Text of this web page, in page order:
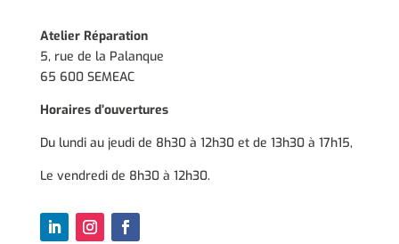
Atelier Réparation
5, rue de la Palanque
65 600 SEMEAC
Horaires d’ouvertures
Du lundi au jeudi de 8h30 à 12h30 et de 13h30 à 17h15,
Le vendredi de 8h30 à 12h30.